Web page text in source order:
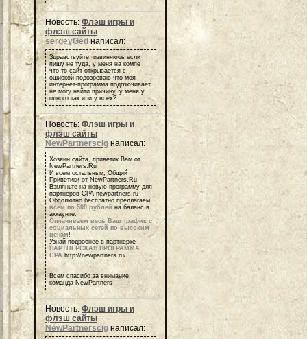
Новость: Флэш игры и
флэш сайты
sergeyGed написал:
Здравствуйте, извиняюсь если
пишу не туда, у меня на компе
что-то сайт открывается с
ошибкой подозреваю что моя
интернет-программа подглючивает
не могу найти причину, у меня у
одного так или у всех?
Новость: Флэш игры и
флэш сайты
NewPartnerscig написал:
Хозяин сайта, приветик Вам от
NewPartners.Ru
И всем остальным, Общий
Приветики от NewPartners.Ru
Взгляньте на новую программу для
партнеров СРА newpartners.ru
Обсолютно бесплатно предлагаем
всем по 500 рублей на баланс в
аккаунте.
Оплачиваем весь Ваш трафик с
социальных сетей по высоким
ценам!
Узнай подробнее в партнерке -
ПАРТНЕРСКАЯ ПРОГРАММА
СРА http://newpartners.ru/
Всем спасибо за внимание,
команда NewPartners
Новость: Флэш игры и
флэш сайты
NewPartnerscig написал: